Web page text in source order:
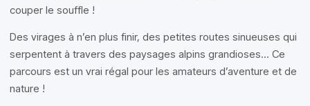
couper le souffle !
Des virages à n’en plus finir, des petites routes sinueuses qui
serpentent à travers des paysages alpins grandioses... Ce
parcours est un vrai régal pour les amateurs d’aventure et de
nature !